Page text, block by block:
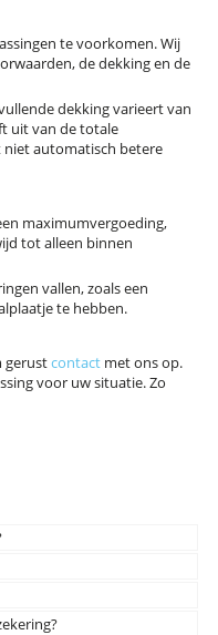
te voorkomen. Wij
de dekking en de
dekking varieert van
uit van de totale
niet automatisch betere
maximumvergoeding,
tot alleen binnen
vallen, zoals een
te hebben.
gerustcontact met ons op.
voor uw situatie. Zo